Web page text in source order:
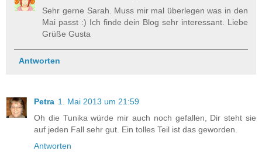
Sehr gerne Sarah. Muss mir mal überlegen was in den
Mai passt :) Ich finde dein Blog sehr interessant. Liebe
Grüße Gusta
Antworten
Petra 1. Mai 2013 um 21:59
Oh die Tunika würde mir auch noch gefallen, Dir steht sie
auf jeden Fall sehr gut. Ein tolles Teil ist das geworden.
Antworten